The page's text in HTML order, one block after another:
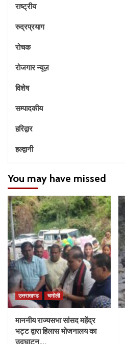
राष्ट्रीय
रुद्रप्रयाग
रोचक
रोजगार न्यूज़
विशेष
सम्पादकीय
हरिद्वार
हल्द्वानी
You may have missed
उत्तराखण्ड चमोली
माननीय राज्यसभा सांसद महेंद्र
भट्ट द्वारा हिलास भोजनालय का
उद्घाटन….